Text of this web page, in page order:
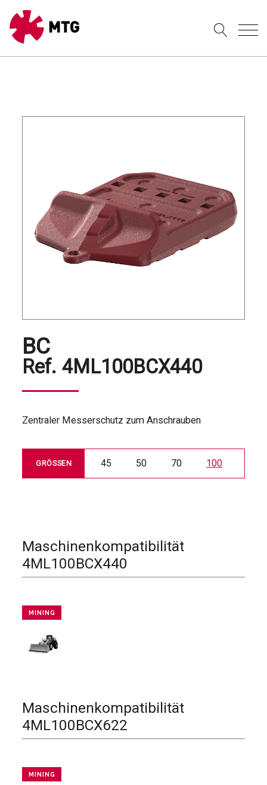
BC
Ref. 4ML100BCX440
Zentraler Messerschutz zum Anschrauben
GRÖSSEN 45 50 70 100
Maschinenkompatibilität
4ML100BCX440
MINING
Maschinenkompatibilität
4ML100BCX622
MINING